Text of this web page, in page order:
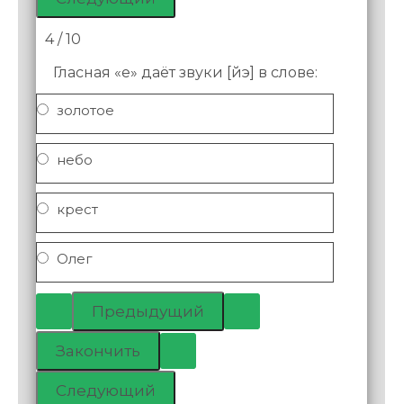
4 / 10
Гласная «е» даёт звуки [йэ] в слове:
золотое
небо
крест
Олег